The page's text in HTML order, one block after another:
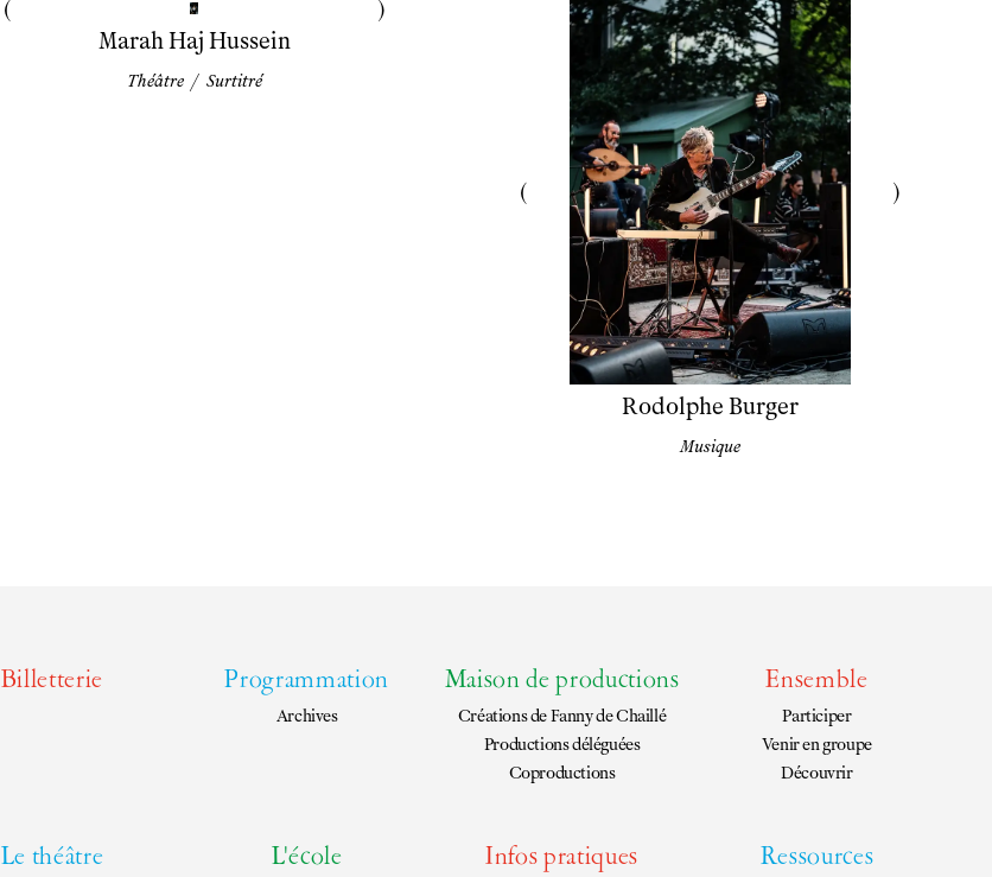
Marah Haj Hussein
Théâtre / Surtitré
Rodolphe Burger
Musique
Billetterie Programmation
Archives
Maison de productions
Créations deFanny de Chaillé
Productions déléguées
Coproductions
Ensemble
Participer
Venir en groupe
Découvrir
Le théâtre L'école Infos pratiques Ressources